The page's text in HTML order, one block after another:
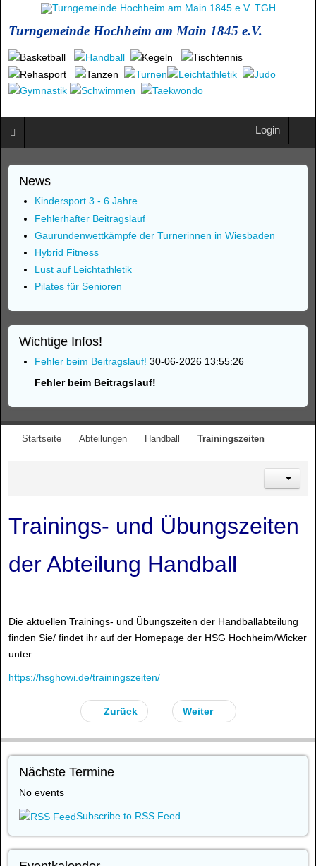
Turngemeinde Hochheim am Main 1845 e.V.
Login
News
Kindersport 3 - 6 Jahre
Fehlerhafter Beitragslauf
Gaurundenwettkämpfe der Turnerinnen in Wiesbaden
Hybrid Fitness
Lust auf Leichtathletik
Pilates für Senioren
Wichtige Infos!
Fehler beim Beitragslauf! 30-06-2026 13:55:26
Fehler beim Beitragslauf!
Startseite Abteilungen Handball Trainingszeiten
Trainings- und Übungszeiten
der Abteilung Handball
Die aktuellen Trainings- und Übungszeiten der Handballabteilung
finden Sie/ findet ihr auf der Homepage der HSG Hochheim/Wicker
unter:
https://hsghowi.de/trainingszeiten/
Zurück Weiter
Nächste Termine
No events
Subscribe to RSS Feed